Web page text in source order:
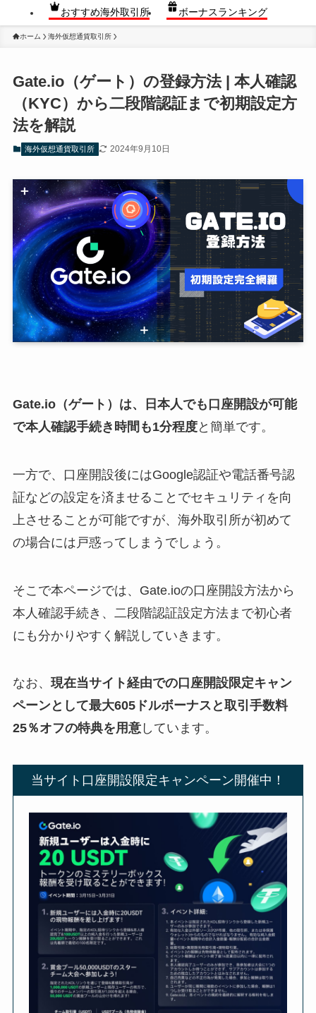
おすすめ海外取引所 ボーナスランキング
ホーム 海外仮想通貨取引所
Gate.io（ゲート）の登録方法 | 本人確認
（KYC）から二段階認証まで初期設定方
法を解説
海外仮想通貨取引所 2024年9月10日
Gate.io（ゲート）は、日本人でも口座開設が可能
で本人確認手続き時間も1分程度と簡単です。
一方で、口座開設後にはGoogle認証や電話番号認
証などの設定を済ませることでセキュリティを向
上させることが可能ですが、海外取引所が初めて
の場合には戸惑ってしまうでしょう。
そこで本ページでは、Gate.ioの口座開設方法から
本人確認手続き、二段階認証設定方法まで初心者
にも分かりやすく解説していきます。
なお、 現在当サイト経由での口座開設限定キャン
ペーンとして最大605ドルボーナスと取引手数料
25％オフの特典を用意しています。
当サイト口座開設限定キャンペーン開催中！